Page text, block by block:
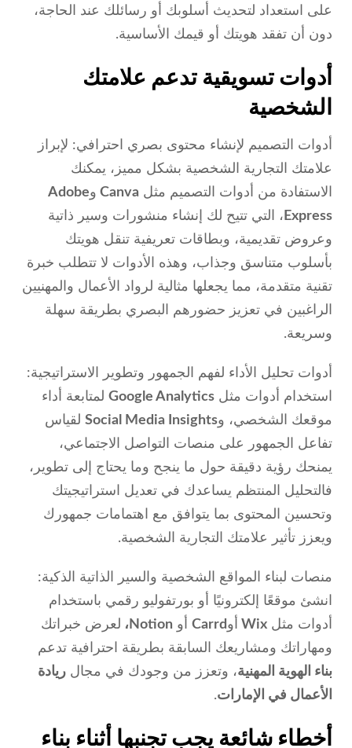
على استعداد لتحديث أسلوبك أو رسائلك عند الحاجة،
دون أن تفقد هويتك أو قيمك الأساسية.
أدوات تسويقية تدعم علامتك
الشخصية
أدوات التصميم لإنشاء محتوى بصري احترافي: لإبراز
علامتك التجارية الشخصية بشكل مميز، يمكنك
الاستفادة من أدوات التصميم مثل Canva وAdobe
Express ، التي تتيح لك إنشاء منشورات وسير ذاتية
وعروض تقديمية، وبطاقات تعريفية تنقل هويتك
بأسلوب متناسق وجذاب، وهذه الأدوات لا تتطلب خبرة
تقنية متقدمة، مما يجعلها مثالية لرواد الأعمال والمهنيين
الراغبين في تعزيز حضورهم البصري بطريقة سهلة
وسريعة.
أدوات تحليل الأداء لفهم الجمهور وتطوير الاستراتيجية:
استخدام أدوات مثل Google Analytics لمتابعة أداء
موقعك الشخصي، وSocial Media Insights لقياس
تفاعل الجمهور على منصات التواصل الاجتماعي،
يمنحك رؤية دقيقة حول ما ينجح وما يحتاج إلى تطوير،
فالتحليل المنتظم يساعدك في تعديل استراتيجيتك
وتحسين المحتوى بما يتوافق مع اهتمامات جمهورك
ويعزز تأثير علامتك التجارية الشخصية.
منصات لبناء المواقع الشخصية والسير الذاتية الذكية:
انشئ موقعًا إلكترونيًا أو بورتفوليو رقمي باستخدام
أدوات مثل Wix أوCarrd أو Notion،
لعرض خبراتك
ومهاراتك ومشاريعك السابقة بطريقة احترافية تدعم
بناء الهوية المهنية، وتعزز من وجودك في مجال ريادة
الأعمال في الإمارات.
أخطاء شائعة يجب تجنبها أثناء بناء